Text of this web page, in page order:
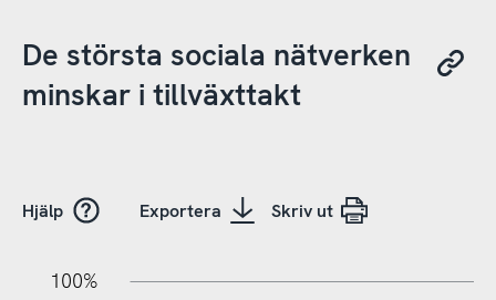
De största sociala nätverken
minskar i tillväxttakt
Hjälp Exportera Skriv ut
100%